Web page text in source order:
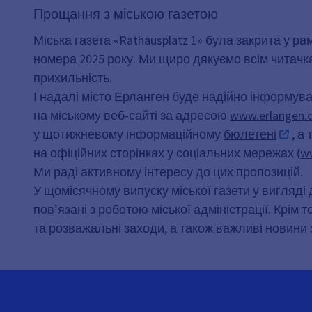
Прощання з міською газетою
Міська газета «Rathausplatz 1» була закрита у
номера 2025 року. Ми щиро дякуємо всім
прихильність.
І надалі місто Ерланген буде надійно
на міському веб-сайті за адресою
у щотижневому інформаційному бюлетені
, а
на офіційних сторінках у соціальних мережах (
Ми раді активному інтересу до цих пропозицій.
У щомісячному випуску міської газети у
пов’язані з роботою міської адміністрації.
та розважальні заходи, а також важливі новини